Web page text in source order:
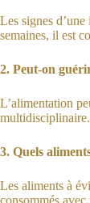
Les signes
semaines, il est
2. Peut-on
L’alimentation
multidisciplinaire.
3. Quels
Les aliments à
consommés